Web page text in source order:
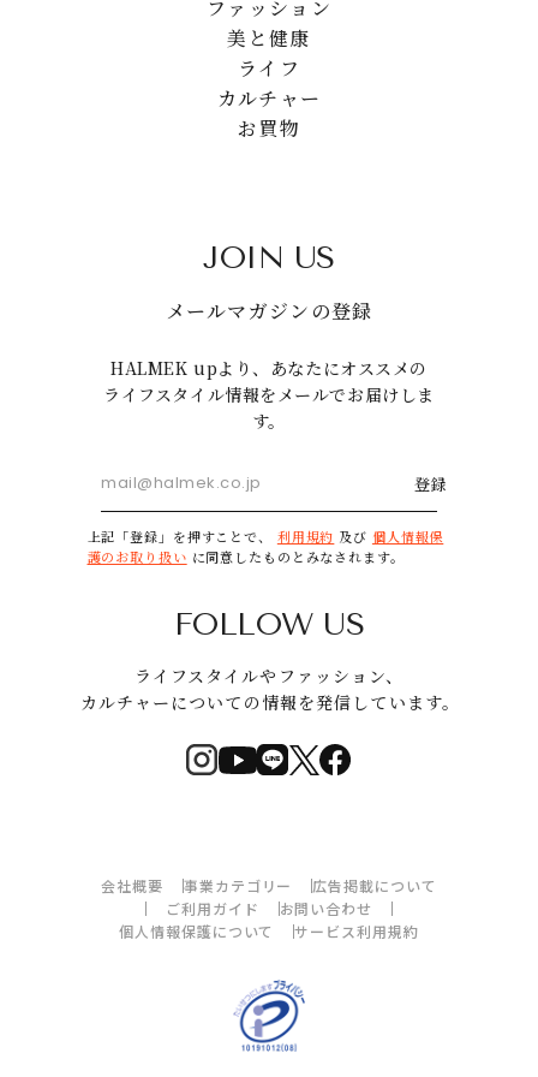
ファッション
美と健康
ライフ
カルチャー
お買物
JOIN US
メールマガジンの登録
HALMEK upより、あなたにオススメの
ライフスタイル情報をメールでお届けしま
す。
登録
上記「登録」を押すことで、 利用規約 及び 個人情報保
護のお取り扱い に同意したものとみなされます。
FOLLOW US
ライフスタイルやファッション、
カルチャーについての情報を発信しています。
会社概要 事業カテゴリー
広告掲載について
ご利用ガイド
お問い合わせ
個人情報保護について
サービス利用規約